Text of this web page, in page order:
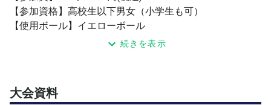
【参加資格】高校生以下男女（小学生も可）
【使用ボール】イエローボール
★優勝・準優勝に賞状と賞品続きを表示
大会資料